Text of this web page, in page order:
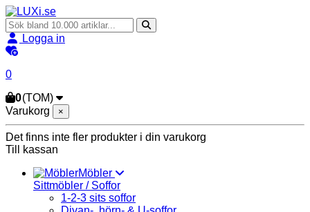
Logga in
0
0(TOM)
Varukorg
×
Det finns inte fler produkter i din varukorg
Till kassan
Möbler
Sittmöbler / Soffor
1-2-3 sits soffor